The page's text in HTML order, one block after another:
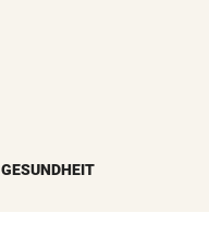
GESUNDHEIT